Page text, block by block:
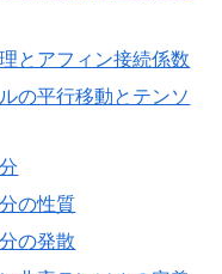
とアフィン接続係数
の平行移動とテンソ
の性質
の発散